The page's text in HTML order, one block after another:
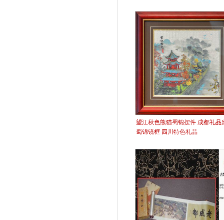
望江秋色熊猫蜀锦摆件 成都礼品
蜀锦镜框 四川特色礼品